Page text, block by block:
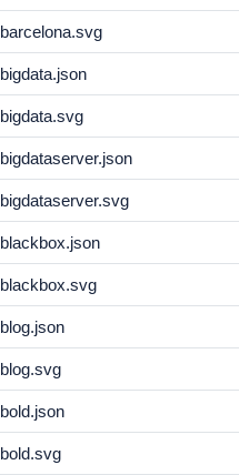
barcelona.svg
bigdata.json
bigdata.svg
bigdataserver.json
bigdataserver.svg
blackbox.json
blackbox.svg
blog.json
blog.svg
bold.json
bold.svg